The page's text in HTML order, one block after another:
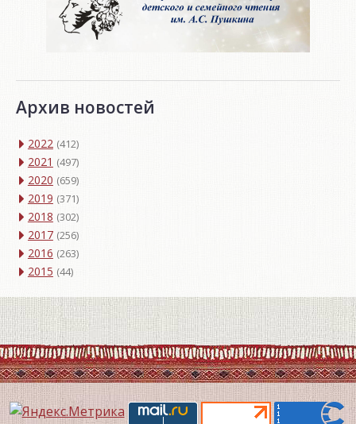
Архив новостей
2022 (412)
2021 (497)
2020 (659)
2019 (371)
2018 (302)
2017 (256)
2016 (263)
2015 (44)